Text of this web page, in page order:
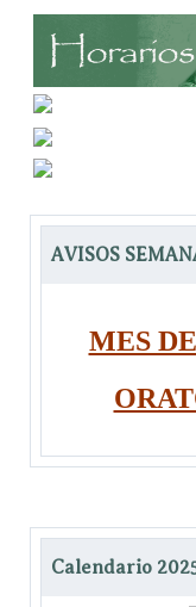
AVISOS
MES
Calendario